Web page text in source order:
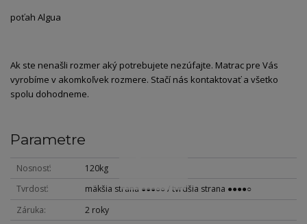
poťah Algua
Ak ste nenašli rozmer aký potrebujete nezúfajte. Matrac pre Vás
vyrobíme v akomkoľvek rozmere. Stačí nás kontaktovať a všetko
spolu dohodneme.
Parametre
Nosnosť
120kg
Tvrdosť
mäkšia strana ●●●○○ / tvrdšia strana ●●●●○
Záruka
2 roky